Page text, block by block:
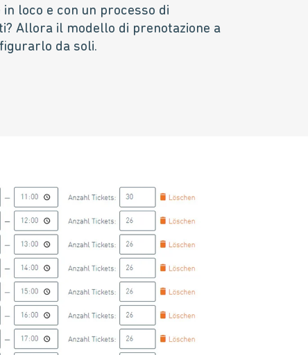
loco e con un processo di
Allora il modello di prenotazione a
da soli.